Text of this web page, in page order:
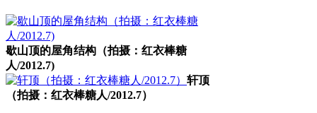
歇山顶的屋角结构（拍摄：红衣棒糖
人/2012.7)
轩顶
（拍摄：红衣棒糖人/2012.7）